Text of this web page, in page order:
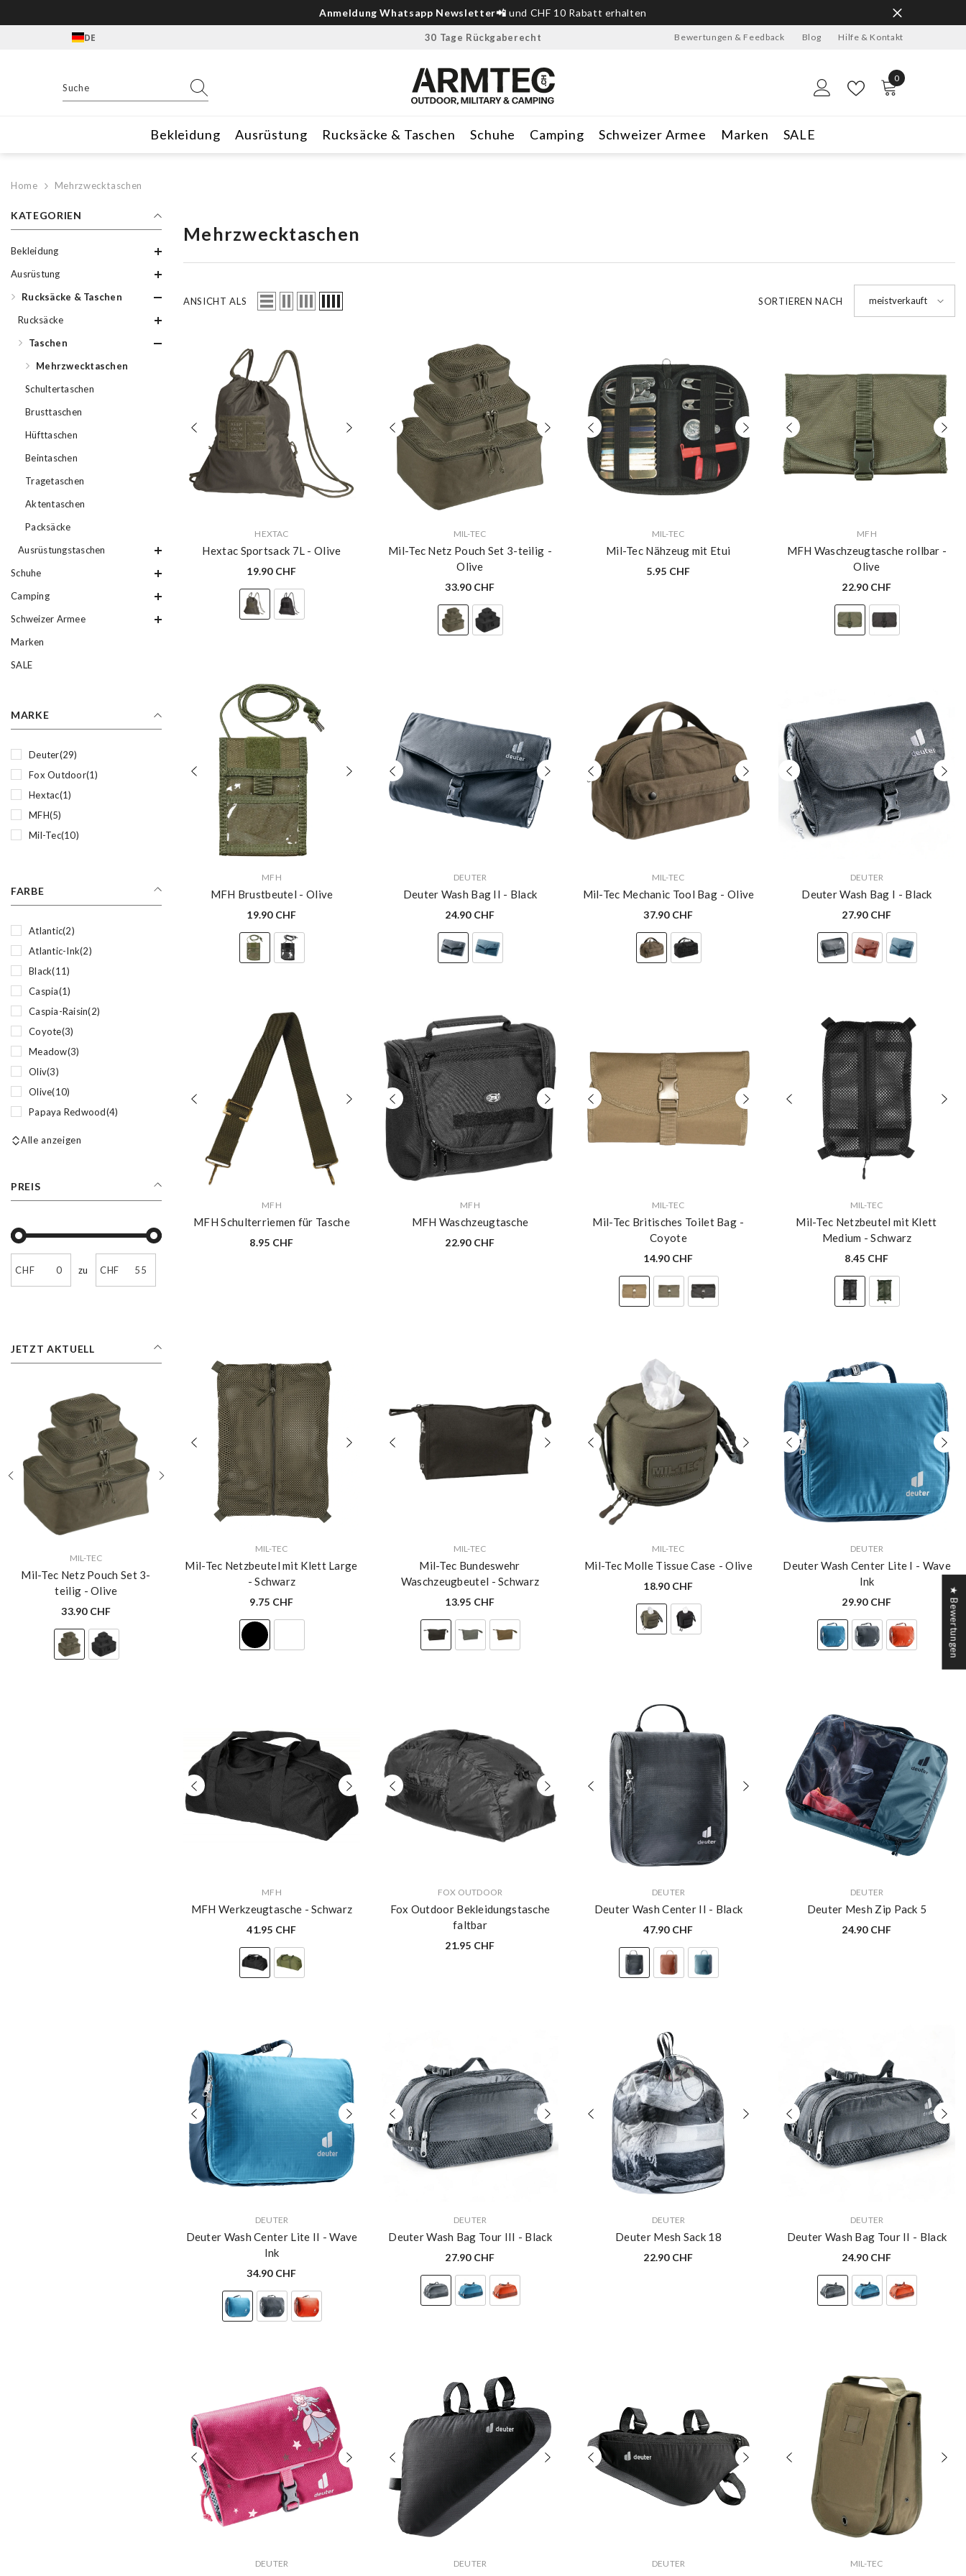
Anmeldung Whatsapp Newsletter📲und CHF 10 Rabatt erhalten
DE 30 Tage Rückgaberecht Bewertungen & Feedback Blog Hilfe & Kontakt
0
0
Bekleidung Ausrüstung Rucksäcke & Taschen Schuhe Camping Schweizer Armee Marken SALE
Home Mehrzwecktaschen
KATEGORIEN
Bekleidung
Ausrüstung
Rucksäcke & Taschen
Rucksäcke
Taschen
Mehrzwecktaschen
Schultertaschen
Brusttaschen
Hüfttaschen
Beintaschen
Tragetaschen
Aktentaschen
Packsäcke
Ausrüstungstaschen
Schuhe
Camping
Schweizer Armee
Marken
SALE
MARKE
Deuter(29)
Fox Outdoor(1)
Hextac(1)
MFH(5)
Mil-Tec(10)
FARBE
Atlantic(2)
Atlantic-Ink(2)
Black(11)
Caspia(1)
Caspia-Raisin(2)
Coyote(3)
Meadow(3)
Oliv(3)
Olive(10)
Papaya Redwood(4)
Alle anzeigen
PREIS
CHF zu CHF
JETZT AKTUELL
VERKÄUFERIN:MIL-TEC
Mil-Tec Netz Pouch Set 3-
teilig - Olive
33.90 CHF
Mil-Tec Nähzeug mit Etui
MFH Waschzeugtasche
- Olive
Mehrzwecktaschen
ANSICHT ALS SORTIEREN NACH meistverkauft
HEXTAC
Hextac Sportsack 7L - Olive
19.90 CHF
MIL-TEC
Mil-Tec Netz Pouch Set 3-teilig -
Olive
33.90 CHF
MIL-TEC
Mil-Tec Nähzeug mit Etui
5.95 CHF
MFH
MFH Waschzeugtasche rollbar -
Olive
22.90 CHF
MFH
MFH Brustbeutel - Olive
19.90 CHF
DEUTER
Deuter Wash Bag II - Black
24.90 CHF
MIL-TEC
Mil-Tec Mechanic Tool Bag - Olive
37.90 CHF
DEUTER
Deuter Wash Bag I - Black
27.90 CHF
MFH
MFH Schulterriemen für Tasche
8.95 CHF
MFH
MFH Waschzeugtasche
22.90 CHF
MIL-TEC
Mil-Tec Britisches Toilet Bag -
Coyote
14.90 CHF
MIL-TEC
Mil-Tec Netzbeutel mit Klett
Medium - Schwarz
8.45 CHF
MIL-TEC
Mil-Tec Netzbeutel mit Klett Large
- Schwarz
9.75 CHF
MIL-TEC
Mil-Tec Bundeswehr
Waschzeugbeutel - Schwarz
13.95 CHF
MIL-TEC
Mil-Tec Molle Tissue Case - Olive
18.90 CHF
DEUTER
Deuter Wash Center Lite I - Wave
Ink
29.90 CHF
MFH
MFH Werkzeugtasche - Schwarz
41.95 CHF
VERKÄUFERIN:FOX OUTDOOR
Fox Outdoor Bekleidungstasche
faltbar
21.95 CHF
DEUTER
Deuter Wash Center II - Black
47.90 CHF
DEUTER
Deuter Mesh Zip Pack 5
24.90 CHF
DEUTER
Deuter Wash Center Lite II - Wave
Ink
34.90 CHF
DEUTER
Deuter Wash Bag Tour III - Black
27.90 CHF
DEUTER
Deuter Mesh Sack 18
22.90 CHF
DEUTER
Deuter Wash Bag Tour II - Black
24.90 CHF
DEUTER DEUTER DEUTER MIL-TEC
★ Bewertungen